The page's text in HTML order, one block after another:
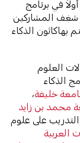
في برنامج
شغف المشاركين
بهاكاثون الذكاء
العلوم
الذكاء
خليفة،
محمد بن زايد
على علوم
العربية